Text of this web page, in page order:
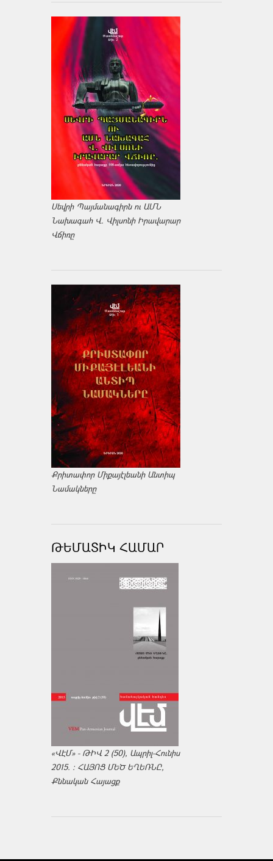
Սեվրի Պայմանագիրն ու ԱՄՆ
Նախագահ Վ. Վիլսոնի Իրավարար
Վճիռը
Քրիտափոր Միքայէլեանի Անտիպ
Նամակները
ԹԵՄԱՏԻԿ ՀԱՄԱՐ
«ՎԷՄ» - ԹԻՎ 2 (50), Ապրիլ-Հունիս
2015. : ՀԱՅՈՑ ՄԵԾ ԵՂԵՌՆԸ,
Քննական Հայացք